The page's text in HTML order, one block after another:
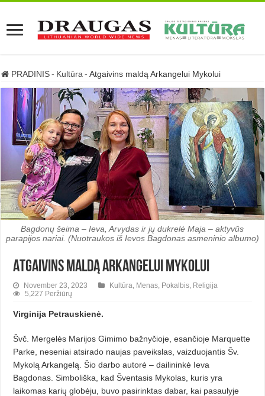
PRADINIS - Kultūra - Atgaivins maldą Arkangelui Mykolui
Bagdonų šeima – Ieva, Arvydas ir jų dukrelė Maja – aktyvūs
parapijos nariai. (Nuotraukos iš Ievos Bagdonas asmeninio albumo)
Atgaivins maldą Arkangelui Mykolui
November 23, 2023 Kultūra Menas Pokalbis Religija
5,227 Peržiūrų
Virginija Petrauskienė.
Švč. Mergelės Marijos Gimimo bažnyčioje, esančioje Marquette
Par­ke, neseniai atsirado naujas paveiks­las, vaizduojantis Šv.
Mykolą Arkan­gelą. Šio darbo autorė – dailininkė Ieva
Bagdonas. Simboliška, kad Šven­tasis Mykolas, kuris yra
laikomas ka­rių globėju, buvo pasirinktas dabar, kai pasaulyje